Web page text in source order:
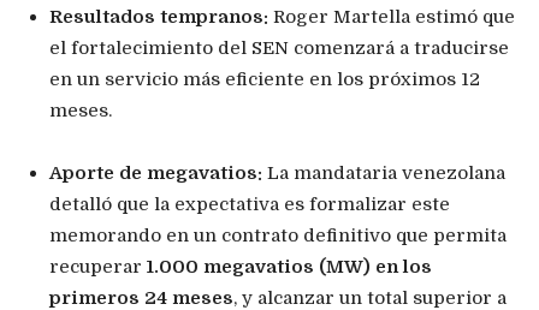
Resultados tempranos: Roger Martella estimó que
el fortalecimiento del SEN comenzará a traducirse
en un servicio más eficiente en los próximos 12
meses.
Aporte de megavatios: La mandataria venezolana
detalló que la expectativa es formalizar este
memorando en un contrato definitivo que permita
recuperar 1.000 megavatios (MW) en los
primeros 24 meses, y alcanzar un total superior a